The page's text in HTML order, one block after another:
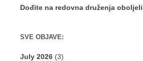
Dođite na redovna druženja
SVE OBJAVE:
July 2026 (3)